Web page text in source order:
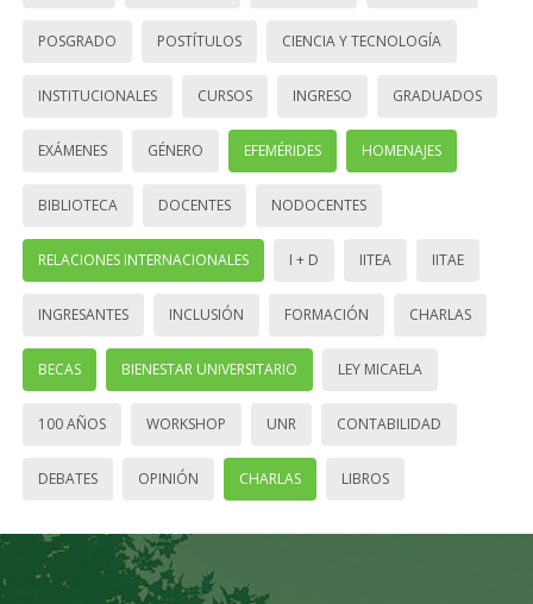
POSGRADO POSTÍTULOS CIENCIA Y TECNOLOGÍA
INSTITUCIONALES CURSOS INGRESO GRADUADOS
EXÁMENES GÉNERO EFEMÉRIDES HOMENAJES
BIBLIOTECA DOCENTES NODOCENTES
RELACIONES INTERNACIONALES I + D IITEA IITAE
INGRESANTES INCLUSIÓN FORMACIÓN CHARLAS
BECAS BIENESTAR UNIVERSITARIO LEY MICAELA
100 AÑOS WORKSHOP UNR CONTABILIDAD
DEBATES OPINIÓN CHARLAS LIBROS